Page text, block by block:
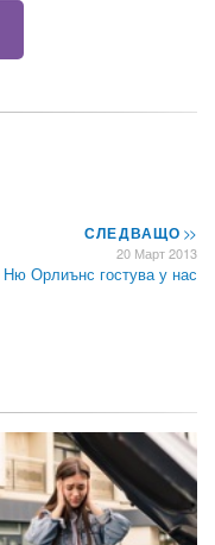
СЛЕДВАЩО>>
20 Март 2013
Орлиънс гостува у нас